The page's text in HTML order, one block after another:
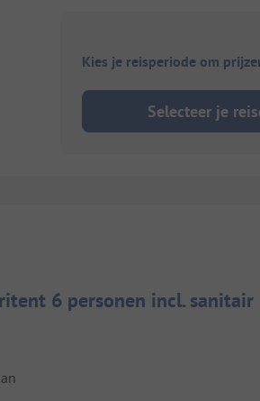
Kies je reisperiode om
Selecteer je
6 personen incl. sanitair